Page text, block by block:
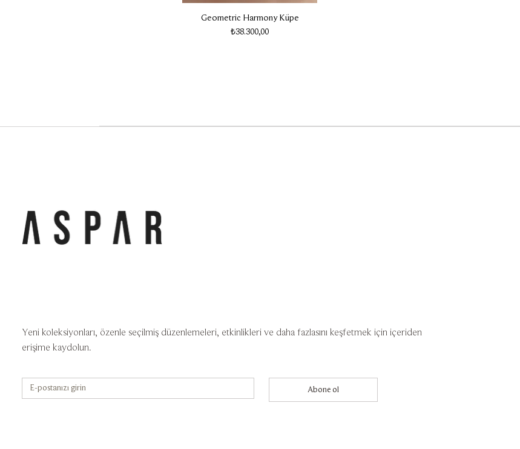
Geometric Harmony Küpe
Fiyat
₺38.300,00
Abone ol
Yeni koleksiyonları, özenle seçilmiş düzenlemeleri, etkinlikleri ve daha fazlasını keşfetmek için içeriden
erişime kaydolun.